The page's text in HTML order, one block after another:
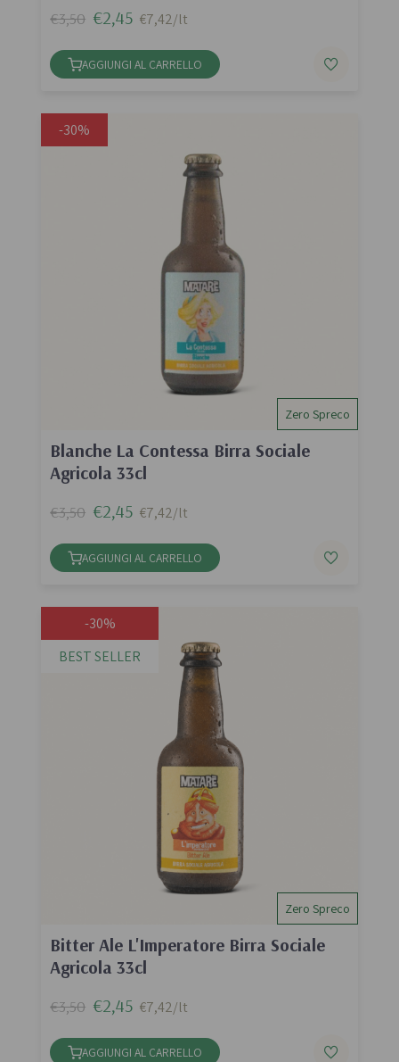
€3,50 €2,45 €7,42/lt
AGGIUNGI AL CARRELLO
Zero Spreco
Blanche La Contessa Birra Sociale
Agricola 33cl
-30%
€3,50 €2,45 €7,42/lt
AGGIUNGI AL CARRELLO
Zero Spreco
Bitter Ale L'Imperatore Birra Sociale
Agricola 33cl
-30%
BEST SELLER
€3,50 €2,45 €7,42/lt
AGGIUNGI AL CARRELLO